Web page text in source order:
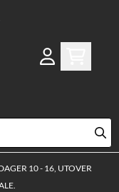
10 - 16, UTOVER